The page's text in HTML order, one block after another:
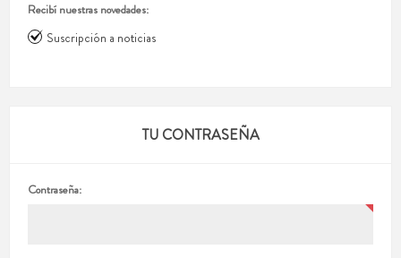
Recibí nuestras novedades:
Suscripción a noticias
TU CONTRASEÑA
Contraseña: